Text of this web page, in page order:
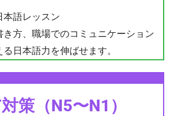
本語レッスン
方、職場でのコミュニケーション
日本語力を伸ばせます。
策（N5〜N1）